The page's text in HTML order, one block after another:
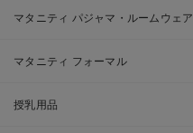
マタニティ パジャマ・ルームウェア
マタニティ フォーマル
授乳用品